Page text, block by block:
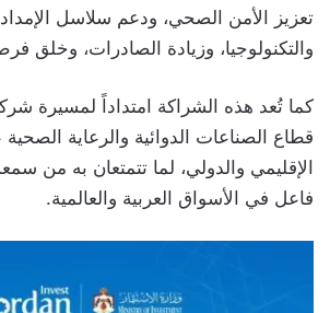
تعزيز الأمن الصحي، ودعم سلاسل
والتكنولوجيا، وزيادة الصادرات، وخلق
كما تُعد هذه الشراكة امتداداً لمسيرة
قطاع الصناعات الدوائية والرعاية
الإقليمي والدولي، لما تتمتعان به من
فاعل في الأسواق العربية والعالمية.